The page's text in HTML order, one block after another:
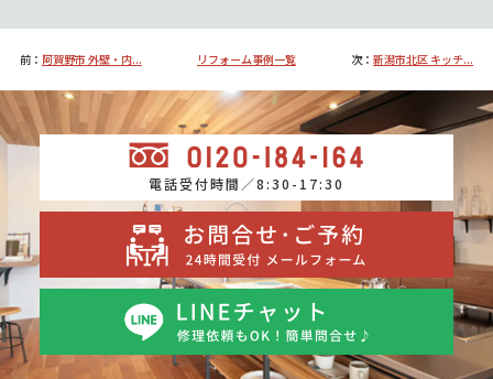
前： 阿賀野市 外壁・内... リフォーム事例一覧 次：新潟市北区 キッチ...
電話受付時間／8:30-17:30